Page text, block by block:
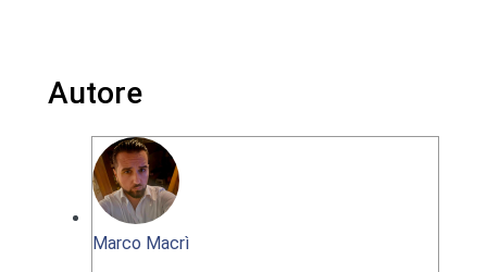
Autore
Marco Macrì